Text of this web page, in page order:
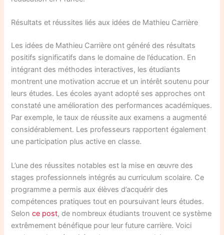
Résultats et réussites liés aux idées de Mathieu Carrière
Les idées de Mathieu Carrière ont généré des résultats
positifs significatifs dans le domaine de l’éducation. En
intégrant des méthodes interactives, les étudiants
montrent une motivation accrue et un intérêt soutenu pour
leurs études. Les écoles ayant adopté ses approches ont
constaté une amélioration des performances académiques.
Par exemple, le taux de réussite aux examens a augmenté
considérablement. Les professeurs rapportent également
une participation plus active en classe.
L’une des réussites notables est la mise en œuvre des
stages professionnels intégrés au curriculum scolaire. Ce
programme a permis aux élèves d’acquérir des
compétences pratiques tout en poursuivant leurs études.
Selonce post, de nombreux étudiants trouvent ce système
extrêmement bénéfique pour leur future carrière. Voici